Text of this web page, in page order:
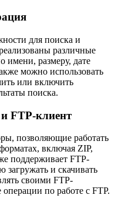
для поиска и
различные
имени, размеру, дате
можно использовать
или включить
поиска.
FTP-клиент
позволяющие работать
включая ZIP,
поддерживает FTP-
загружать и скачивать
своими FTP-
по работе с FTP.